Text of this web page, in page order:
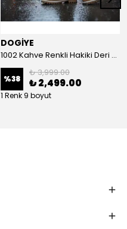
DOGİYE
1002 Kahve Renkli Hakiki Deri Kışlık Bot
%38
₺ 3,999.00
₺ 2,499.00
1 Renk 9 boyut